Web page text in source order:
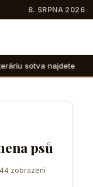
8. SRPNA 2026
psů
zobrazení